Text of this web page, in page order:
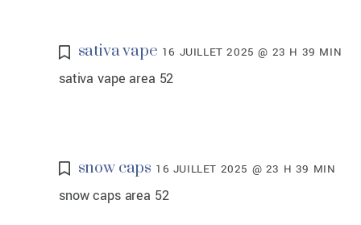
sativa vape 16 JUILLET 2025 @ 23 H 39 MIN
sativa vape area 52
snow caps 16 JUILLET 2025 @ 23 H 39 MIN
snow caps area 52